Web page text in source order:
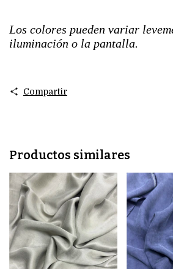
Los colores pueden variar
iluminación o la pantalla.
Compartir
Productos similares